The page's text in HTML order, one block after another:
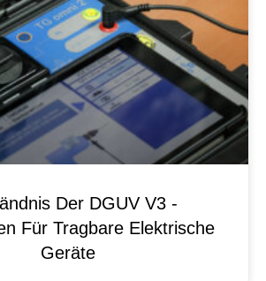
Der DGUV V3 -
Für Tragbare Elektrische
Geräte